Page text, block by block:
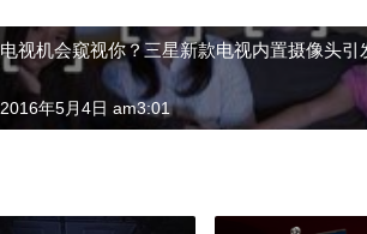
电视机会窥视你？三星新款电视内置摄像头引
2016年5月4日 am3:01